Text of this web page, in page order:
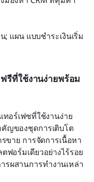
แผน แบบชำระเงินเริ่ม
รีที่ใช้งานง่ายพร้อม
ทอร์เฟซที่ใช้งานง่าย
ญของชุดการเติบโต
ขาย การจัดการเนื้อหา
ฟอร์มเดียวอย่างไร้รอย
รผสานการทำงานเหล่า